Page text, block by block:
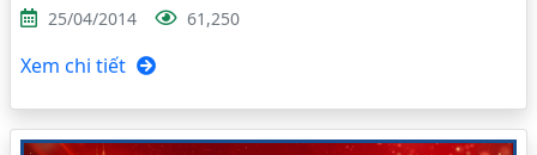
25/04/2014 61,250
Xem chi tiết